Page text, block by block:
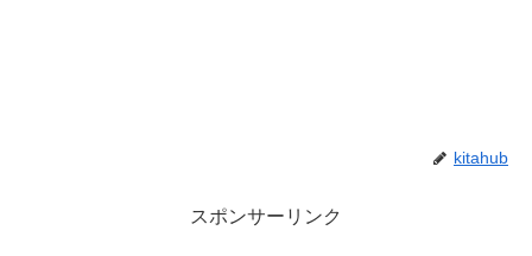
kitahub
スポンサーリンク